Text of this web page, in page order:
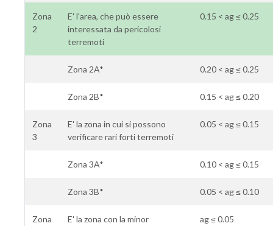
Zona
2
E' l'area, che può essere
interessata da pericolosi
terremoti
0.15 < ag ≤ 0.25
Zona 2A* 0.20 < ag ≤ 0.25
Zona 2B* 0.15 < ag ≤ 0.20
Zona
3
E' la zona in cui si possono
verificare rari forti terremoti
0.05 < ag ≤ 0.15
Zona 3A* 0.10 < ag ≤ 0.15
Zona 3B* 0.05 < ag ≤ 0.10
Zona
E' la zona con la minor
ag ≤ 0.05